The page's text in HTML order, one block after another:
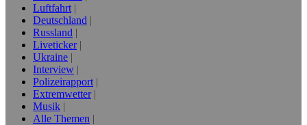
Luftfahrt
Deutschland
Russland
Liveticker
Ukraine
Interview
Polizeirapport
Extremwetter
Musik
Alle Themen